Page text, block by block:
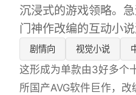
沉浸式的游戏领略。
门神作改编的互动小说
剧情向 视觉小说
这形成为单款由3好多个
所国产AVG软件巨作，